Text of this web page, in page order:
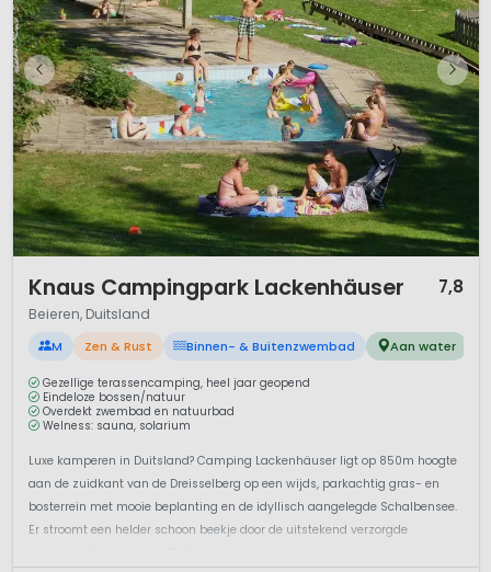
Knaus Campingpark Lackenhäuser 7,8
Beieren, Duitsland
M Zen & Rust Binnen- & Buitenzwembad Aan water
Gezellige terassencamping, heel jaar geopend
Eindeloze bossen/natuur
Overdekt zwembad en natuurbad
Welness: sauna, solarium
Luxe kamperen in Duitsland? Camping Lackenhäuser ligt op 850m hoogte
aan de zuidkant van de Dreisselberg op een wijds, parkachtig gras- en
bosterrein met mooie beplanting en de idyllisch aangelegde Schalbensee.
Er stroomt een helder schoon beekje door de uitstekend verzorgde